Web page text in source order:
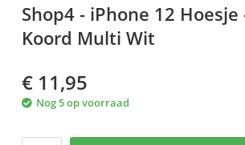
Shop4 - iPhone 12
Koord Multi Wit
€ 11,95
Nog 5 op voorraad